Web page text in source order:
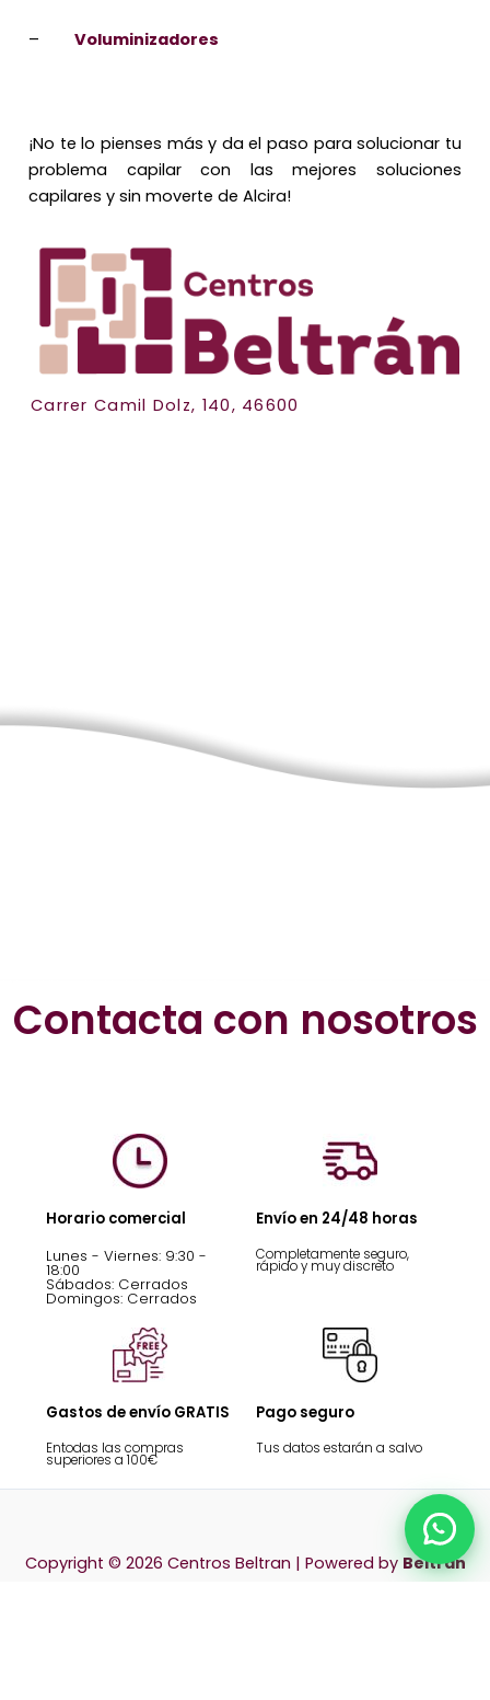
–Voluminizadores
¡No te lo pienses más y da el paso para solucionar tu
problema capilar con las mejores soluciones
capilares y sin moverte de Alcira!
Carrer Camil Dolz, 140, 46600
Contacta con nosotros
Horario comercial
Lunes - Viernes: 9:30 -
18:00
Sábados: Cerrados
Domingos: Cerrados
Envío en 24/48 horas
Completamente seguro,
rápido y muy discreto
Gastos de envío GRATIS
Entodas las compras
superiores a 100€
Pago seguro
Tus datos estarán a salvo
Copyright © 2026 Centros Beltran | Powered by Beltrán
Chat